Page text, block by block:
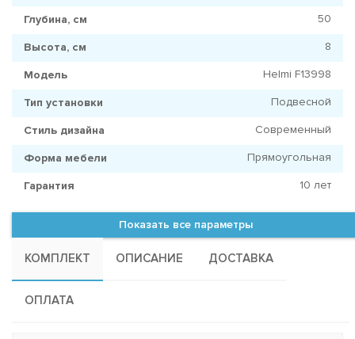
Глубина, см 50
Высота, см 8
Модель Helmi F13998
Тип установки Подвесной
Стиль дизайна Современный
Форма мебели Прямоугольная
Гарантия 10 лет
Показать все параметры
КОМПЛЕКТ ОПИСАНИЕ ДОСТАВКА
ОПЛАТА